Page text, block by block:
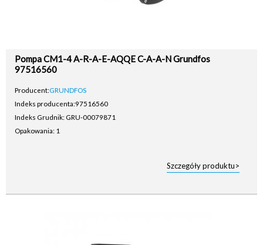
Pompa CM1-4 A-R-A-E-AQQE C-A-A-N Grundfos
97516560
Producent:GRUNDFOS
Indeks producenta:97516560
Indeks Grudnik: GRU-00079871
Opakowania: 1
Szczegóły produktu>